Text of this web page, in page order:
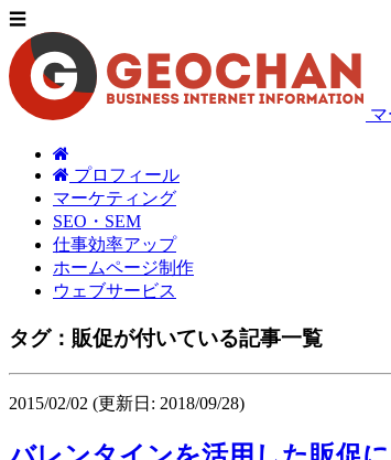
☰
プロフィール
マーケティング
SEO・SEM
仕事効率アップ
ホームページ制作
ウェブサービス
タグ：販促が付いている記事一覧
2015/02/02 (更新日: 2018/09/28)